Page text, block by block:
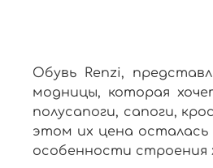
Обувь
Renzi,
модницы, которая
полусапоги, сапоги,
этом их цена
особенности строения